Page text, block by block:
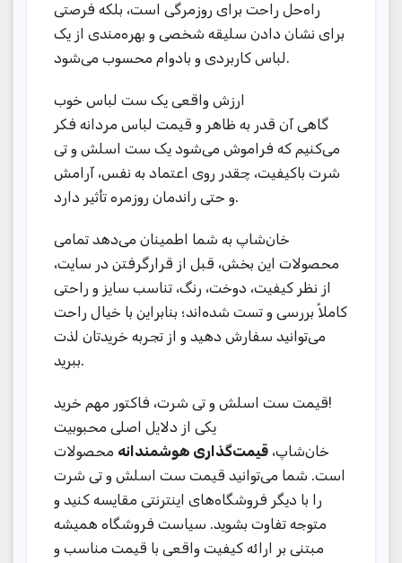
راه‌حل راحت برای روزمرگی است، بلکه فرصتی
برای نشان‌ دادن سلیقه شخصی و بهره‌مندی از یک
لباس کاربردی و بادوام محسوب می‌شود.
ارزش واقعی یک ست لباس خوب
گاهی آن قدر به ظاهر و قیمت لباس مردانه فکر
می‌کنیم که فراموش می‌شود یک ست اسلش و تی
شرت باکیفیت، چقدر روی اعتماد به نفس، آرامش
و حتی راندمان روزمره تأثیر دارد.
خان‌شاپ به شما اطمینان می‌دهد تمامی
محصولات این بخش، قبل از قرار‌گرفتن در سایت،
از نظر کیفیت، دوخت، رنگ، تناسب سایز و راحتی
کاملاً بررسی و تست شده‌اند؛ بنابراین با خیال راحت
می‌توانید سفارش دهید و از تجربه خریدتان لذت
ببرید.
قیمت ست اسلش و تی شرت، فاکتور مهم خرید!
یکی از دلایل اصلی محبوبیت
خان‌شاپ، قیمت‌گذاری هوشمندانه محصولات
است. شما می‌توانید قیمت ست اسلش و تی شرت
را با دیگر فروشگاه‌های اینترنتی مقایسه کنید و
متوجه تفاوت بشوید. سیاست فروشگاه همیشه
مبتنی بر ارائه کیفیت واقعی با قیمت مناسب و